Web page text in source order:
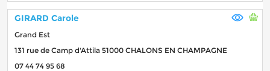
GIRARD Carole
Grand Est
131 rue de Camp d'Attila 51000 CHALONS EN CHAMPAGNE
07 44 74 95 68